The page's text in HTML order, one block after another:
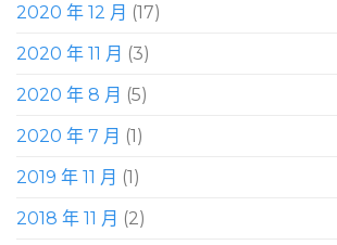
2020 年 12 月 (17)
2020 年 11 月 (3)
2020 年 8 月 (5)
2020 年 7 月 (1)
2019 年 11 月 (1)
2018 年 11 月 (2)